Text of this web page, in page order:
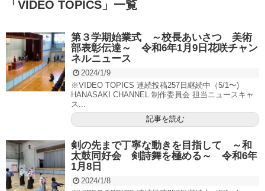
「 VIDEO TOPICS 」 一覧
第３学期始業式 ～校長あいさつ 美術
部表彰伝達～ 令和6年1月9日花咲チャン
ネルニュース
2024/1/9
※VIDEO TOPICS 連続投稿257日継続中（5/1〜)
HANASAKI CHANNEL 制作委員会 担当ニュースキャ
ス...
記事を読む
剣の先まで丁寧な動きを目指して ～和
太鼓同好会 剣詩舞を極める～ 令和6年
1月8日
2024/1/8